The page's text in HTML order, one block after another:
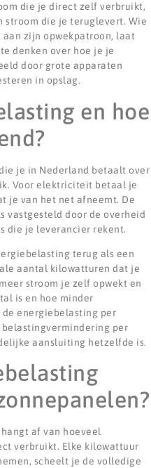
die je direct zelf verbruikt,
stroom die je teruglevert. Wie
zijn opwekpatroon, laat
denken over hoe je je
door grote apparaten
in opslag.
en hoe
je in Nederland betaalt over
Voor elektriciteit betaal je
je van het net afneemt. De
vastgesteld door de overheid
die je leverancier rekent.
terug als een
aantal kilowatturen dat je
stroom je zelf opwekt en
is en hoe minder
energiebelasting per
per
aansluiting hetzelfde is.
af van hoeveel
verbruikt. Elke kilowattuur
scheelt je de volledige